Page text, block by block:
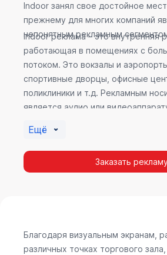
Indoor занял свое достойное
прежнему для многих компаний
непонятным рекламным
Indoor реклама – это внутренняя
работающая в помещениях с
потоком. Это вокзалы и
спортивные дворцы, офисные
поликлиники и т.д. Рекламным
является аудио или
эффективность приносит такой
местах продаж, поскольку
покупателя в момент выбора
Indoor рекламы.
Ещё
Заказать
Благодаря визуальным экранам,
различных точках торгового